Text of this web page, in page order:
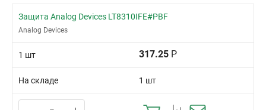
Защита Analog Devices LT8310IFE#PBF
Analog Devices
1 шт 317.25 Р
На складе 1 шт